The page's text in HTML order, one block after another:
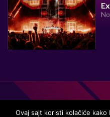
Ovaj sajt koristi kolačiće